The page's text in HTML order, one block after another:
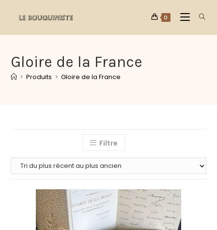
0
Gloire de la France
> Produits > Gloire de la France
Filtre